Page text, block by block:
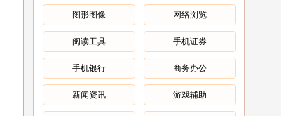
安卓版 / 中文 /
图形图像 网络浏览
阅读工具 手机证券
手机银行 商务办公
新闻资讯 游戏辅助